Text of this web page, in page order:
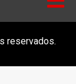
reservados.